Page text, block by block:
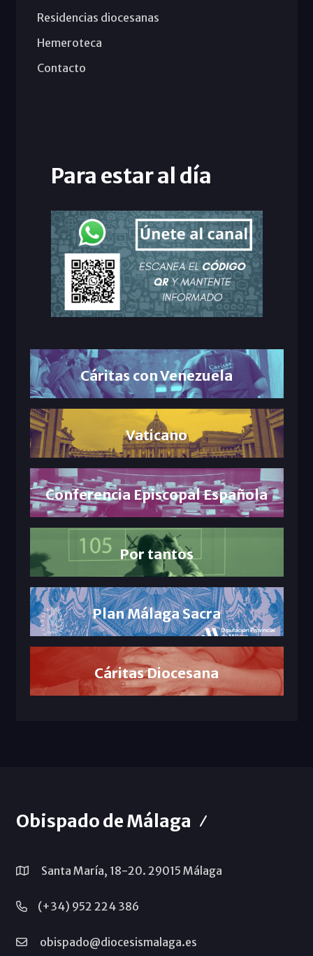
Residencias diocesanas
Hemeroteca
Contacto
Para estar al día
Cáritas con Venezuela
Vaticano
Conferencia Episcopal Española
Por tantos
Plan Málaga Sacra
Cáritas Diocesana
Obispado de Málaga
Santa María, 18-20. 29015 Málaga
(+34) 952 224 386
obispado@diocesismalaga.es